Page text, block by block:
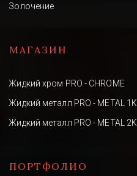
Золочение
МАГАЗИН
Жидкий хром PRO - CHROME
Жидкий металл PRO - METAL 1K
Жидкий металл PRO - METAL 2K
ПОРТФОЛИО